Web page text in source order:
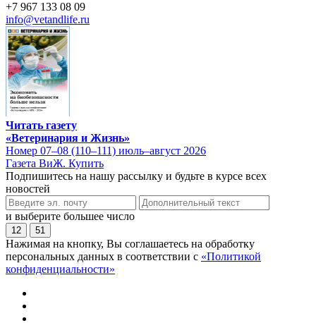
+7 967 133 08 09
info@vetandlife.ru
Читать газету
«Ветеринария и Жизнь»
Номер 07–08 (110–111) июль–август 2026
Газета ВиЖ. Купить
Подпишитесь на нашу рассылку и будьте в курсе всех
новостей
и выберите большее число
12 51
Нажимая на кнопку, Вы соглашаетесь на обработку
персональных данных в соответствии с «Политикой
конфиденциальности»